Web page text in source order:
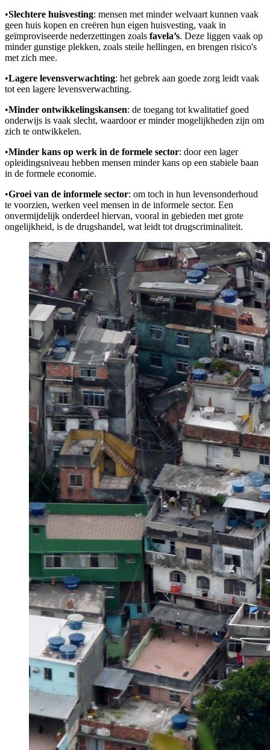
•Slechtere huisvesting: mensen met minder welvaart kunnen vaak
geen huis kopen en creëren hun eigen huisvesting, vaak in
geïmproviseerde nederzettingen zoals favela’s. Deze liggen vaak op
minder gunstige plekken, zoals steile hellingen, en brengen risico's
met zich mee.
•Lagere levensverwachting: het gebrek aan goede zorg leidt vaak
tot een lagere levensverwachting.
•Minder ontwikkelingskansen: de toegang tot kwalitatief goed
onderwijs is vaak slecht, waardoor er minder mogelijkheden zijn om
zich te ontwikkelen.
•Minder kans op werk in de formele sector: door een lager
opleidingsniveau hebben mensen minder kans op een stabiele baan
in de formele economie.
•Groei van de informele sector: om toch in hun levensonderhoud
te voorzien, werken veel mensen in de informele sector. Een
onvermijdelijk onderdeel hiervan, vooral in gebieden met grote
ongelijkheid, is de drugshandel, wat leidt tot drugscriminaliteit.